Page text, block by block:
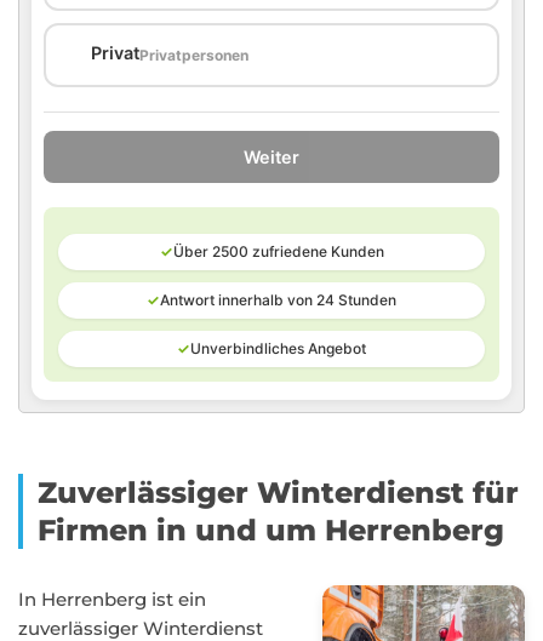
PrivatPrivatpersonen
Weiter
✓Über 2500 zufriedene Kunden
✓Antwort innerhalb von 24 Stunden
✓Unverbindliches Angebot
Zuverlässiger Winterdienst für
Firmen in und um Herrenberg
In Herrenberg ist ein
zuverlässiger Winterdienst